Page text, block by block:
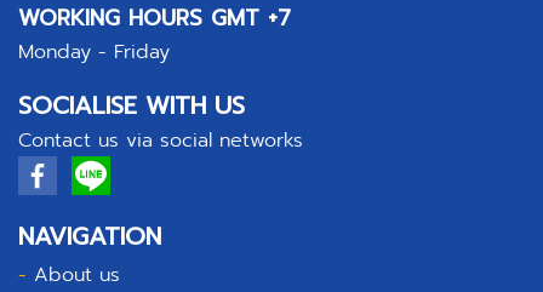
WORKING HOURS GMT +7
Monday - Friday
SOCIALISE WITH US
Contact us via social networks
NAVIGATION
- About us